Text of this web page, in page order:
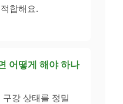
합해요.
어떻게 해야 하나
강 상태를 정밀